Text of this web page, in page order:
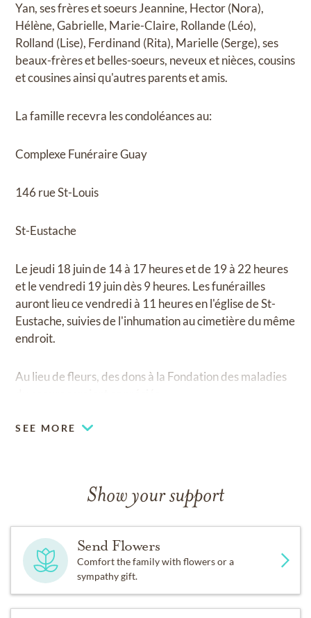
Yan, ses frères et soeurs Jeannine, Hector (Nora),
Hélène, Gabrielle, Marie-Claire, Rollande (Léo),
Rolland (Lise), Ferdinand (Rita), Marielle (Serge), ses
beaux-frères et belles-soeurs, neveux et nièces, cousins
et cousines ainsi qu'autres parents et amis.
La famille recevra les condoléances au:
Complexe Funéraire Guay
146 rue St-Louis
St-Eustache
Le jeudi 18 juin de 14 à 17 heures et de 19 à 22 heures
et le vendredi 19 juin dès 9 heures. Les funérailles
auront lieu ce vendredi à 11 heures en l'église de St-
Eustache, suivies de l'inhumation au cimetière du même
endroit.
Au lieu de fleurs, des dons à la Fondation des maladies
SEE MORE
Show your support
Send Flowers
Comfort the family with flowers or a
sympathy gift.